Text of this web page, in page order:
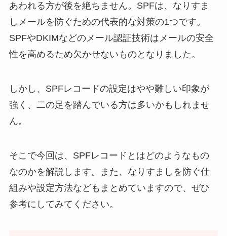
あわれる方が後を絶ちません。SPFは、なりすま
しメールを防ぐための代表的な対策の1つです。
SPFやDKIMなどのメール認証技術はメールの安全
性を高めるため欠かせないものとなりました。
しかし、SPFレコードの設定はやや難しい印象が
強く、二の足を踏んでいる方は多いかもしれませ
ん。
そこで今回は、SPFレコードとはどのようなもの
なのかを解説します。また、なりすましを防ぐ仕
組みや設定方法などもまとめていますので、ぜひ
参考にしてみてください。